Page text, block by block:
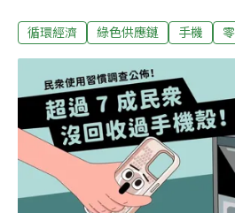
中和目標前進。蘋果電腦10日推出
相機系統的全新「相機控制」、
全新創意能力，由A18 Pro晶片驅
新4800萬像素Fusion相機和更快
件，能以杜比視界模式錄製
歷來最高解析度和影格速率的組合
4800萬像素超廣角相機，拍攝照
攝影；兩款Pro機型皆具備5倍望遠
循環經濟 綠色供應鏈 手機